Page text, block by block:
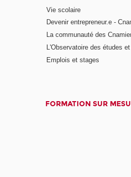
Vie scolaire
Devenir entrepreneur.e -
La communauté des
L'Observatoire des études
Emplois et stages
FORMATION SUR